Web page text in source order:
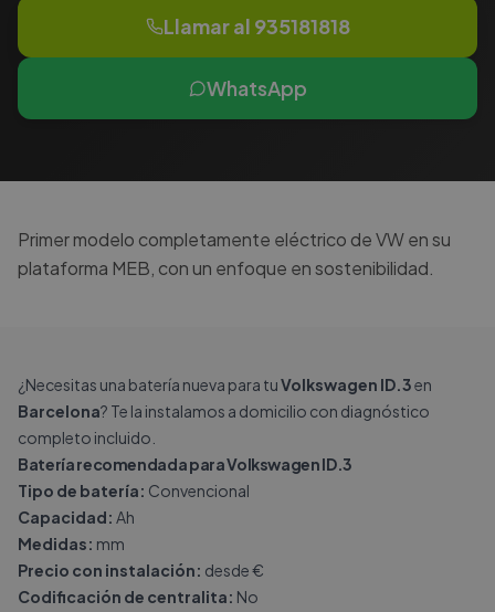
Llamar al 935181818
WhatsApp
Primer modelo completamente eléctrico de VW en su
plataforma MEB, con un enfoque en sostenibilidad.
¿Necesitas una batería nueva para tuVolkswagen ID.3en
Barcelona? Te la instalamos a domicilio con diagnóstico
completo incluido.
Batería recomendada para Volkswagen ID.3
Tipo de batería: Convencional
Capacidad: Ah
Medidas: mm
Precio con instalación: desde €
Codificación de centralita: No